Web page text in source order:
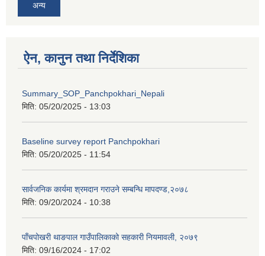
अन्य
ऐन, कानुन तथा निर्देशिका
Summary_SOP_Panchpokhari_Nepali
मिति: 05/20/2025 - 13:03
Baseline survey report Panchpokhari
मिति: 05/20/2025 - 11:54
सार्वजनिक कार्यमा श्रमदान गराउने सम्बन्धि मापदण्ड,२०७८
मिति: 09/20/2024 - 10:38
पाँचपोखरी थाङपाल गाउँपालिकाको सहकारी नियमावली, २०७९
मिति: 09/16/2024 - 17:02